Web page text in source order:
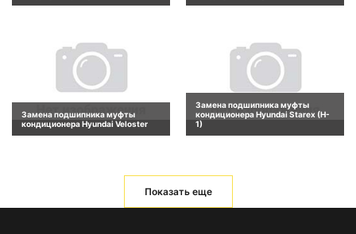
Замена подшипника муфты
кондиционера Hyundai Veloster
Замена подшипника муфты
кондиционера Hyundai Starex (H-
1)
Показать еще